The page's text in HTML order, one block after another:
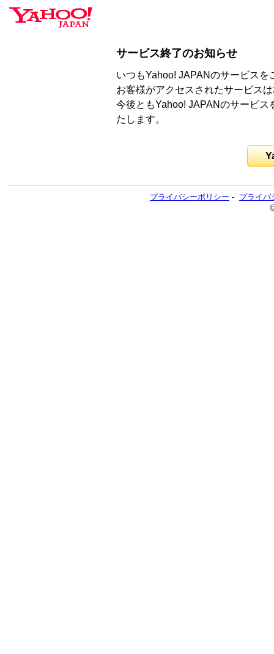
サービス終了のお知らせ
いつもYahoo! JAPANのサービス
お客様がアクセスされたサービス
今後ともYahoo! JAPANのサービ
たします。
プライバシーポリシー - プライバ